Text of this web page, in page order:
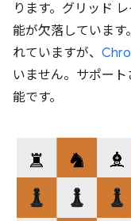
ります。グリッド
能が欠落していま
れていますが、
いません。サポー
能です。